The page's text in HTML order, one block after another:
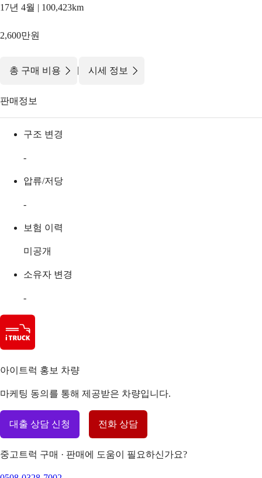
17년 4월 | 100,423km
2,600만원
총 구매 비용 | 시세 정보
판매정보
구조 변경
-
압류/저당
-
보험 이력
미공개
소유자 변경
-
아이트럭 홍보 차량
마케팅 동의를 통해 제공받은 차량입니다.
대출 상담 신청 전화 상담
중고트럭 구매 · 판매에 도움이 필요하신가요?